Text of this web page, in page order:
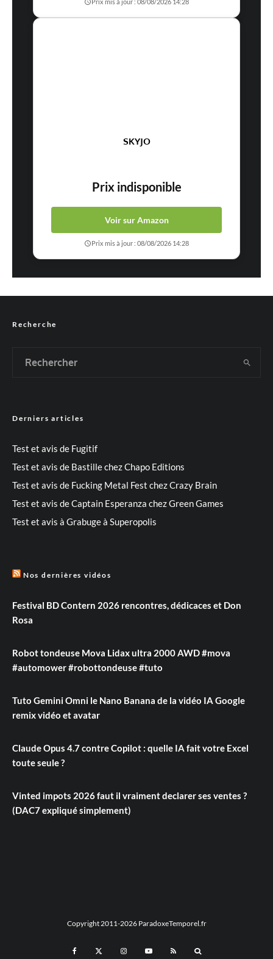
Prix mis à jour : 08/08/2026 14:28
SKYJO
Prix indisponible
Voir sur Amazon
Prix mis à jour : 08/08/2026 14:28
Recherche
Derniers articles
Test et avis de Fugitif
Test et avis de Bastille chez Chapo Editions
Test et avis de Fucking Metal Fest chez Crazy Brain
Test et avis de Captain Esperanza chez Green Games
Test et avis à Grabuge à Superopolis
Nos dernières vidéos
Festival BD Contern 2026 rencontres, dédicaces et Don
Rosa
Robot tondeuse Mova Lidax ultra 2000 AWD #mova
#automower #robottondeuse #tuto
Tuto Gemini Omni le Nano Banana de la vidéo IA Google
remix vidéo et avatar
Claude Opus 4.7 contre Copilot : quelle IA fait votre Excel
toute seule ?
Vinted impots 2026 faut il vraiment declarer ses ventes ?
(DAC7 expliqué simplement)
Copyright 2011-2026 ParadoxeTemporel.fr